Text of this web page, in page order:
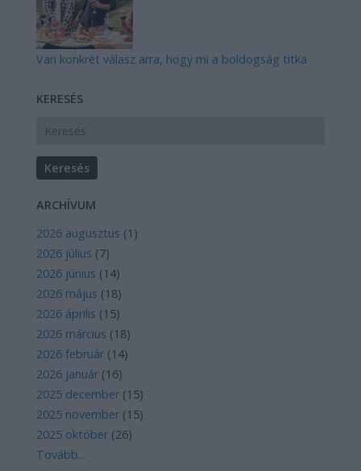
Van konkrét válasz arra, hogy mi a boldogság titka
KERESÉS
ARCHÍVUM
2026 augusztus (1 )
2026 július (7)
2026 június (14)
2026 május (18)
2026 április (15)
2026 március (18)
2026 február (14)
2026 január (16)
2025 december (15)
2025 november (15)
2025 október (26)
Tovább...